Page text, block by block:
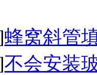
蜂窝斜管
不会安装